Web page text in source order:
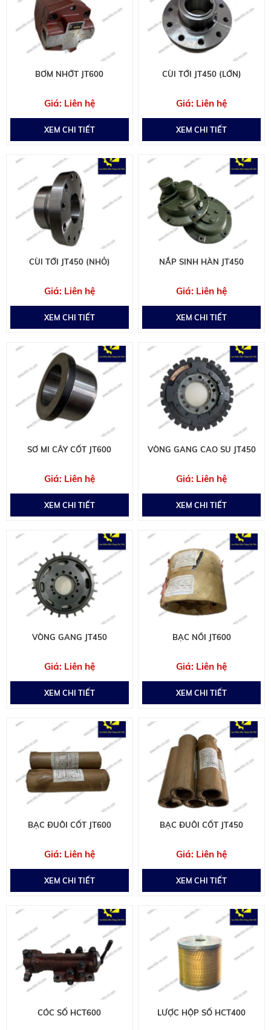
BƠM NHỚT JT600
Liên hệ
XEM CHI TIẾT
CÙI TỚI JT450 (LỚN)
Liên hệ
XEM CHI TIẾT
CÙI TỚI JT450 (NHỎ)
Liên hệ
XEM CHI TIẾT
NẮP SINH HÀN JT450
Liên hệ
XEM CHI TIẾT
SƠ MI CÂY CỐT JT600
Liên hệ
XEM CHI TIẾT
VÒNG GANG CAO SU JT450
Liên hệ
XEM CHI TIẾT
VÒNG GANG JT450
Liên hệ
XEM CHI TIẾT
BẠC NỒI JT600
Liên hệ
XEM CHI TIẾT
BẠC ĐUÔI CỐT JT600
Liên hệ
XEM CHI TIẾT
BẠC ĐUÔI CỐT JT450
Liên hệ
XEM CHI TIẾT
CÓC SỐ HCT600 LƯỢC HỘP SỐ HCT400